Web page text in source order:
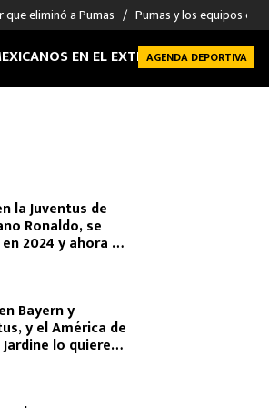
eliminó a Pumas Pumas y los equipos
EN EL EXTRANJERO FUTBOL
AGENDA DEPORTIVA
la Juventus de
Ronaldo, se
2024 y ahora se
Bayern y
y el América de
lo quiere